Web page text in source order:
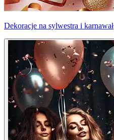
Dekoracje na sylwestra i karnawał